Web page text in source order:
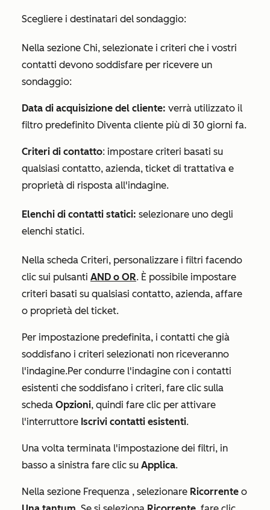
Scegliere i destinatari del sondaggio:
Nella sezione Chi, selezionate i criteri che i vostri
contatti devono soddisfare per ricevere un
sondaggio:
Data di acquisizione del cliente: verrà utilizzato il
filtro predefinito Diventa cliente più di 30 giorni fa.
Criteri di contatto: impostare criteri basati su
qualsiasi contatto, azienda, ticket di trattativa e
proprietà di risposta all'indagine.
Elenchi di contatti statici: selezionare uno degli
elenchi statici.
Nella scheda Criteri, personalizzare i filtri facendo
clic sui pulsanti AND o OR. È possibile impostare
criteri basati su qualsiasi contatto, azienda, affare
o proprietà del ticket.
Per impostazione predefinita, i contatti che già
soddisfano i criteri selezionati non riceveranno
l'indagine.Per condurre l'indagine con i contatti
esistenti che soddisfano i criteri, fare clic sulla
scheda Opzioni, quindi fare clic per attivare
l'interruttore Iscrivi contatti esistenti.
Una volta terminata l'impostazione dei filtri, in
basso a sinistra fare clic su Applica.
Nella sezione Frequenza , selezionare Ricorrente o